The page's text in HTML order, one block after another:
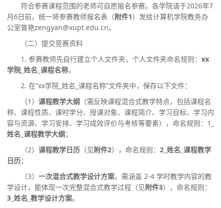
符合参赛课程范围的老师可自愿报名参赛。各学院请于2026年7
月6日前，统一将参赛教师报名表 （附件1） 发给计算机学院教务办
公室曾艳zengyan@xupt.edu.cn。
（二）提交竞赛资料
1. 参赛教师先自行建立个人文件夹，个人文件夹命名规则： xx
学院_姓名_课程名称。
2. 在“xx学院_姓名_课程名称”文件夹中，保存以下文件：
（1） 课程教学大纲 （需反映课程混合式教学特点，包括课程名
称、课程性质、课时学分、授课对象、课程简介、学习目标、学习内
容与资源、学习安排、学习成效评价与考核等要素），命名规则： 1_
姓名 _课程教学大纲；
（2） 课程教学日历 （见附件2），命名规则： 2_姓名_课程教学
日历；
（3） 一次混合式教学设计方案，需涵盖 2-4 学时教学内容的教
学设计，能体现一次完整混合式教学过程（见附件3），命名规则：
3_姓名_教学设计方案。